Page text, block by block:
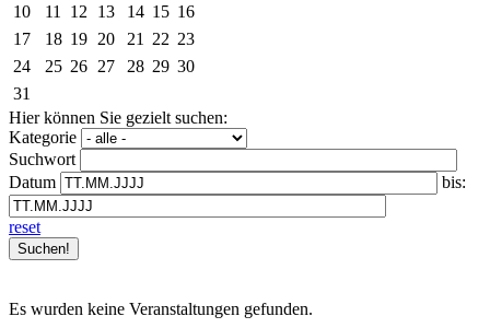
10
11 12 13 14 15 16
17
18 19 20 21 22 23
24
25 26 27 28 29 30
31
Hier können Sie gezielt suchen:
Kategorie
Suchwort
Datum
bis:
reset
Es wurden keine Veranstaltungen gefunden.